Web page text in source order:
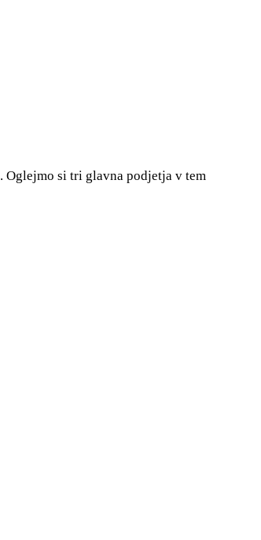
si tri glavna podjetja v tem